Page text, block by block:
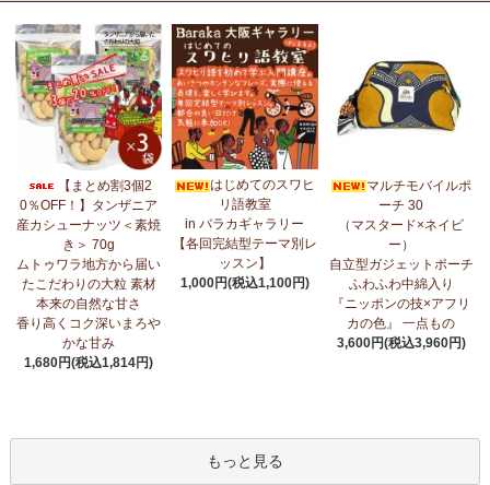
【まとめ割3個2
0％OFF！】タンザニア
産カシューナッツ＜素焼
き＞ 70g
ムトゥワラ地方から届い
たこだわりの大粒 素材
本来の自然な甘さ
香り高くコク深いまろや
かな甘み
1,680円(税込1,814円)
はじめてのスワヒ
リ語教室
in バラカギャラリー
【各回完結型テーマ別レ
ッスン】
1,000円(税込1,100円)
マルチモバイルポ
ーチ 30
（マスタード×ネイビ
ー）
自立型ガジェットポーチ
ふわふわ中綿入り
『ニッポンの技×アフリ
カの色』 一点もの
3,600円(税込3,960円)
もっと見る